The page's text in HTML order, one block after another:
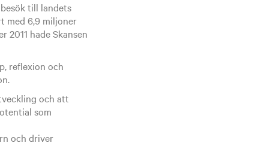
till landets
med 6,9 miljoner
2011 hade Skansen
reflexion och
och att
som
och driver